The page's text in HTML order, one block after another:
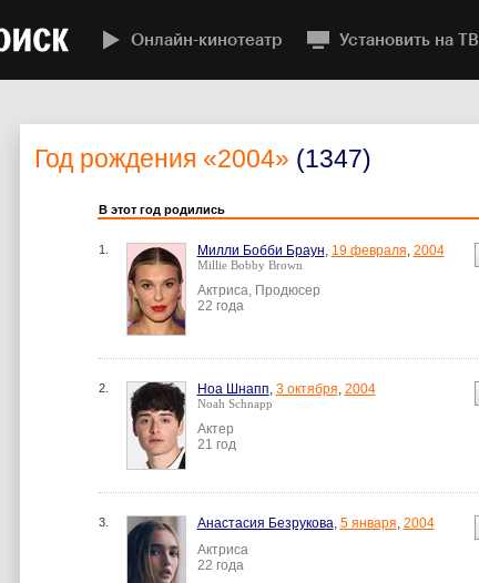
Онлайн-кинотеатр Установить на ТВ
Год рождения «2004» (1347)
В этот год родились
1. Милли Бобби Браун, 19 февраля, 2004
Millie Bobby Brown
Актриса, Продюсер
22 года
2. Ноа Шнапп, 3 октября, 2004
Noah Schnapp
Актер
21 год
3. Анастасия Безрукова, 5 января, 2004
Актриса
22 года